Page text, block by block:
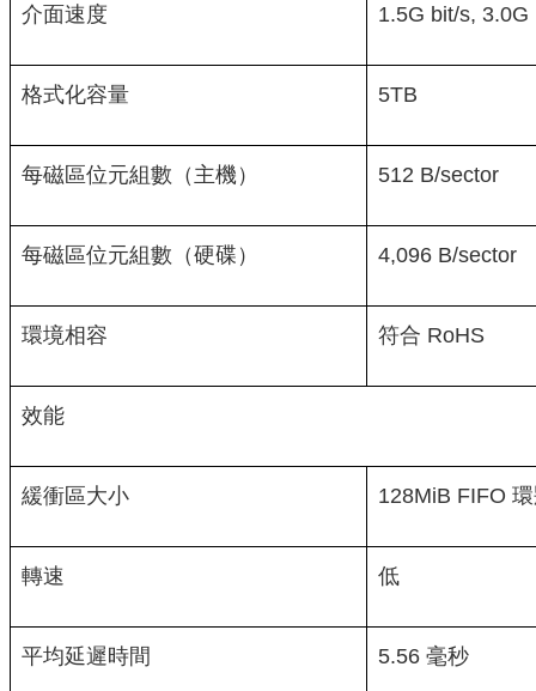
介面速度 1.5G bit/s,
格式化容量 5TB
每磁區位元組數（主機） 512 B/sector
每磁區位元組數（硬碟） 4,096 B/sector
環境相容 符合 RoHS
效能
緩衝區大小 128MiB FIFO
轉速 低
平均延遲時間 5.56 毫秒